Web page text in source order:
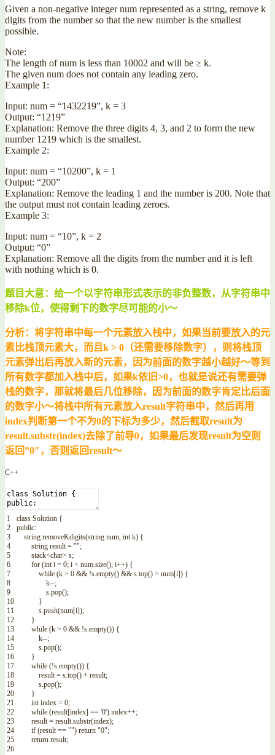
Given a non-negative integer num represented as a string, remove k
digits from the number so that the new number is the smallest
possible.
Note:
The length of num is less than 10002 and will be ≥ k.
The given num does not contain any leading zero.
Example 1:
Input: num = “1432219”, k = 3
Output: “1219”
Explanation: Remove the three digits 4, 3, and 2 to form the new
number 1219 which is the smallest.
Example 2:
Input: num = “10200”, k = 1
Output: “200”
Explanation: Remove the leading 1 and the number is 200. Note that
the output must not contain leading zeroes.
Example 3:
Input: num = “10”, k = 2
Output: “0”
Explanation: Remove all the digits from the number and it is left
with nothing which is 0.
题目大意：给一个以字符串形式表示的非负整数，从字符串中
移除k位，使得剩下的数字尽可能的小～
分析：将字符串中每一个元素放入栈中，如果当前要放入的元
素比栈顶元素大，而且k > 0（还需要移除数字），则将栈顶
元素弹出后再放入新的元素，因为前面的数字越小越好～等到
所有数字都加入栈中后，如果k依旧>0，也就是说还有需要弹
栈的数字，那就将最后几位移除，因为前面的数字肯定比后面
的数字小～将栈中所有元素放入result字符串中，然后再用
index判断第一个不为0的下标为多少，然后截取result为
result.substr(index)去除了前导0，如果最后发现result为空则
返回”0″，否则返回result～
C++
1
2
3
4
5
6
7
8
9
10
11
12
13
14
15
16
17
18
19
20
21
22
23
24
25
26
class Solution {
public:
string removeKdigits(string num, int k) {
string result = "";
stack<char> s;
for (int i = 0; i < num.size(); i++) {
while (k > 0 && !s.empty() && s.top() > num[i]) {
k--;
s.pop();
}
s.push(num[i]);
}
while (k > 0 && !s.empty()) {
k--;
s.pop();
}
while (!s.empty()) {
result = s.top() + result;
s.pop();
}
int index = 0;
while (result[index] == '0') index++;
result = result.substr(index);
if (result == "") return "0";
return result;